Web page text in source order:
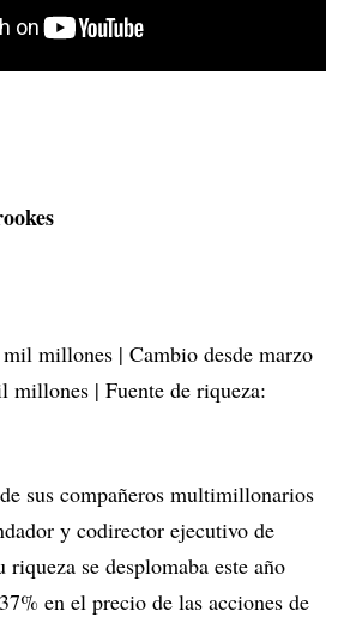
millones | Cambio desde marzo
millones | Fuente de riqueza:
sus compañeros multimillonarios
y codirector ejecutivo de
se desplomaba este año
en el precio de las acciones de